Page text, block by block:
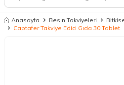
Anasayfa Besin Takviyeleri
Captafer Takviye Edici Gıda 30 Tablet